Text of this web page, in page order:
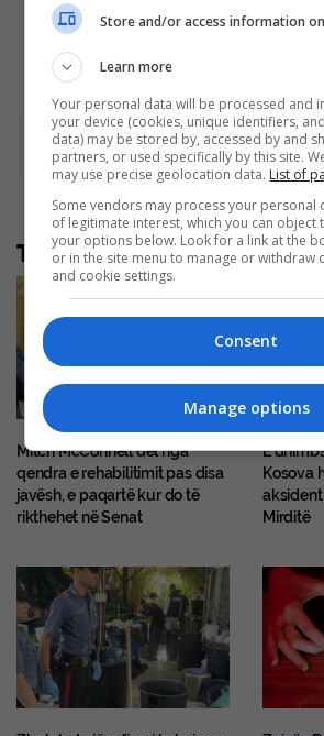
Brainberries
Advertisement
Të tjera nga rubrika
Mitch McConnell del nga
qendra e rehabilitimit pas disa
javësh, e paqartë kur do të
rikthehet në Senat
E
Kosova
Mirditë
Store and/or access information
Learn more
Your personal data will be processed and
your device (cookies, unique identifiers,
data) may be stored by, accessed by and
partners, or used specifically by this site.
may use precise geolocation data. List of
Some vendors may process your personal
of legitimate interest, which you can object
your options below. Look for a link at the
or in the site menu to manage or withdraw
and cookie settings.
Consent
Manage options